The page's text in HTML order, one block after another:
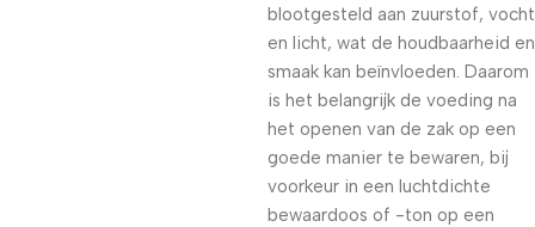
blootgesteld aan zuurstof, vocht
en licht, wat de houdbaarheid en
smaak kan beïnvloeden. Daarom
is het belangrijk de voeding na
het openen van de zak op een
goede manier te bewaren, bij
voorkeur in een luchtdichte
bewaardoos of -ton op een